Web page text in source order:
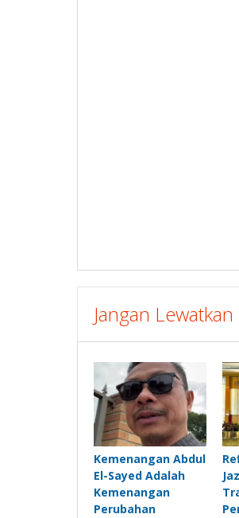
Jangan Lewatkan
Kemenangan Abdul
El-Sayed Adalah
Kemenangan
Perubahan